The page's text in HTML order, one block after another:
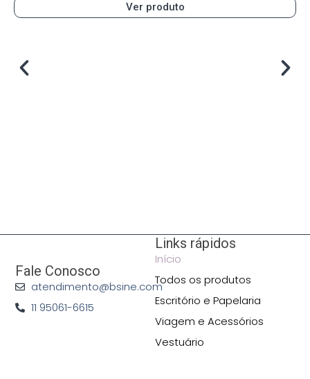
Ver produto
Links rápidos
Início
Todos os produtos
Escritório e Papelaria
Viagem e Acessórios
Vestuário
Fale Conosco
atendimento@bsine.com
11 95061-6615